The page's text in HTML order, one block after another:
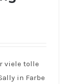
| Serie
viele tolle
in Farbe